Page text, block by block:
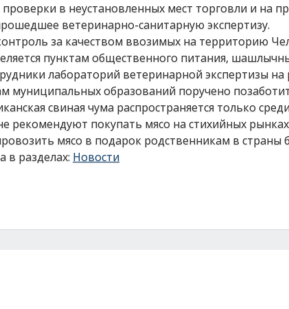
проверки в неустановленных мест торговли и на
ветеринарно-санитарную экспертизу.
за качеством ввозимых на территорию
пунктам общественного питания,
лабораторий ветеринарной экспертизы
муниципальных образований поручено
свиная чума распространяется только
рекомендуют покупать мясо на стихийных
мясо в подарок родственникам в страны
в разделах: Новости